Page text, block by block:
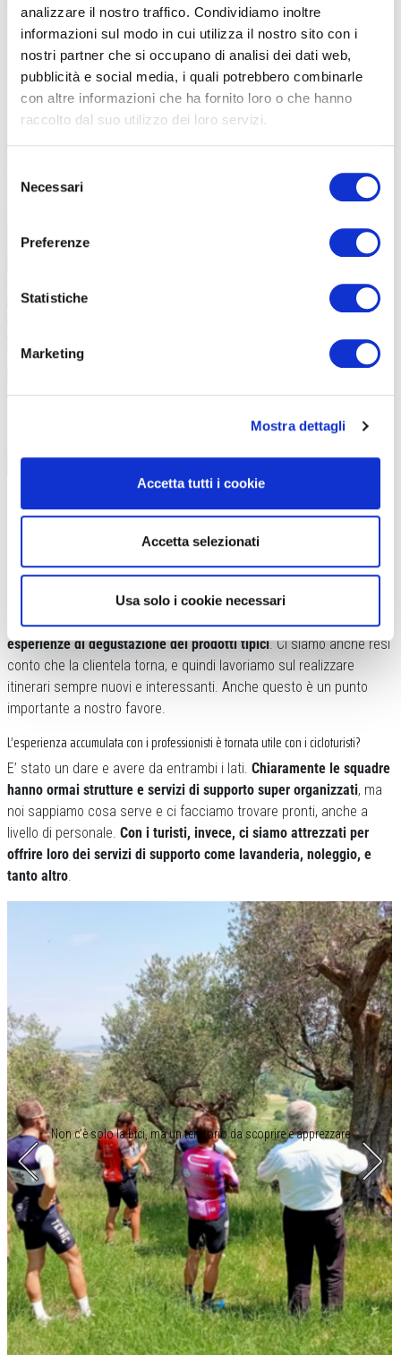
analizzare il nostro traffico. Condividiamo inoltre
informazioni sul modo in cui utilizza il nostro sito con i
nostri partner che si occupano di analisi dei dati web,
pubblicità e social media, i quali potrebbero combinarle
con altre informazioni che ha fornito loro o che hanno
raccolto dal suo utilizzo dei loro servizi.
delNecessari
Preferenze
Statistiche
Marketing
Mostra dettagli
Accetta tutti i cookie
Accetta selezionati
Usa solo i cookie necessari
In che modo avete lavorato?
Creando pacchetti con itinerari, dove icicloturisti
accompagnati da guide locali.Inoltre abbiamo unito anche
esperienze di degustazione dei prodotti tipici. Ci siamo anche resi
conto che la clientela torna, e quindi lavoriamo sul realizzare
itinerari sempre nuovi e interessanti. Anche questo è un punto
importante a nostro favore.
L’esperienza accumulata con i professionisti è tornata utile con i cicloturisti?
E’ stato un dare e avere da entrambi i lati. Chiaramente le squadre
hanno ormai strutture e servizi di supporto super organizzati, ma
noi sappiamo cosa serve e ci facciamo trovare pronti, anche a
livello di personale. Con i turisti, invece, ci siamo attrezzati per
offrire loro dei servizi di supporto come lavanderia, noleggio, e
tanto altro.
Non c’è solo la bici, ma un territorio da scoprire e apprezzare